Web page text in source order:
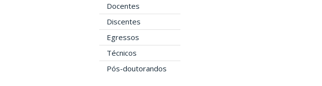
Docentes
Discentes
Egressos
Técnicos
Pós-doutorandos